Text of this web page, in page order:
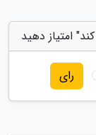
امتیاز دهید
رای